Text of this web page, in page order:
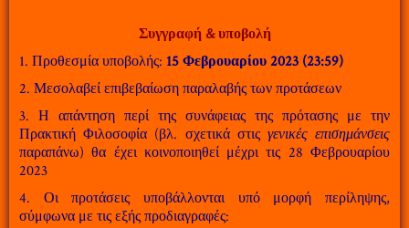
Συγγραφή & υποβολή
1. Προθεσμία υποβολής: 15 Φεβρουαρίου 2023 (23:59)
2. Μεσολαβεί επιβεβαίωση παραλαβής των προτάσεων
3. Η απάντηση περί της συνάφειας της πρότασης με την
Πρακτική Φιλοσοφία (βλ. σχετικά στις γενικές επισημάνσεις
παραπάνω) θα έχει κοινοποιηθεί μέχρι τις 28 Φεβρουαρίου
2023
4. Οι προτάσεις υποβάλλονται υπό μορφή περίληψης,
σύμφωνα με τις εξής προδιαγραφές: